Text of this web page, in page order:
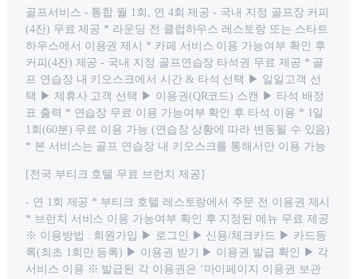
골프서비스 - 통합 월 1회, 연 4회 제공 - 국내 지정 골프장 커피
(4잔) 무료 제공 * 라운딩 전 클럽하우스 레스토랑 또는 스타트
하우스에서 이용권 제시 * 카페 서비스 이용 가능여부 확인 후
커피(4잔) 제공 - 국내 지정 골프연습장 타석권 무료 제공 * 골
프 연습장 내 키오스크에서 시간 & 타석 선택 ▶ 일일고객 선
택 ▶ 제휴사 고객 선택 ▶ 이용권(QR코드) 스캔 ▶ 타석 배정
표 출력 * 연습장 무료 이용 가능여부 확인 후 타석 이용 * 1일
1회(60분) 무료 이용 가능 (연습장 상황에 따라 변동될 수 있음)
* 본 서비스는 골프 연습장 내 키오스크를 통해서만 이용 가능
[전국 부티크 호텔 무료 브런치 제공]
- 연 1회 제공 * 부티크 호텔 레스토랑에서 주문 전 이용권 제시
* 브런치 서비스 이용 가능여부 확인 후 지정된 메뉴 무료 제공
※ 이용방법 : 회원가입 ▶ 로그인 ▶ 신용/체크카드 ▶ 카드등
록(최초 1회만 등록) ▶ 이용권 받기 ▶ 이용권 발급 확인 ▶ 각
서비스 이용 ※ 발급된 각 이용권은 ‘마이페이지 이용권 보관